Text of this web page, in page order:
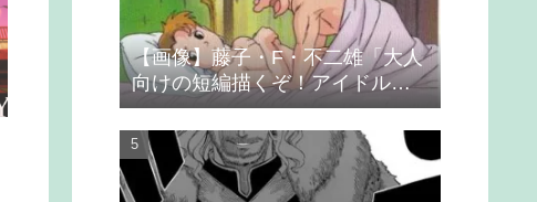
【画像】藤子・F・不二雄「大人
向けの短編描くぞ！アイドルが
無理やり抱かれるシーン入れ
よ」